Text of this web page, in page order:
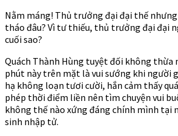
Nằm máng! Thủ trưởng đại đại thế
tháo đâu? Vì tư thiếu, thủ trưởng đại đại
cuối sao?
Quách Thành Hùng tuyệt đối không thừa
phút này trên mặt là vui sướng khi người
hạ không loạn tươi cười, hắn cảm thấy
phép thời điểm liền nên tìm chuyện vui
không thế nào xứng đáng chính mình tại
sinh nhập tử.